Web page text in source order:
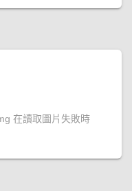
在讀取圖片失敗時